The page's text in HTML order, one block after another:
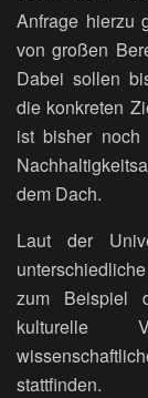
Anfrage hierzu
von großen
Dabei sollen
die konkreten
ist bisher
dem Dach.
Laut der
zum Beispiel
kulturelle
stattfinden.